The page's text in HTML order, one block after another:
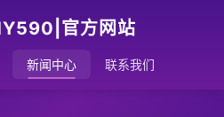
官方网站
新闻中心 联系我们